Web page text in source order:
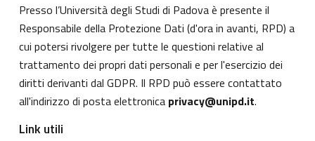
Presso l’Università degli Studi di Padova è presente il
Responsabile della Protezione Dati (d'ora in avanti, RPD) a
cui potersi rivolgere per tutte le questioni relative al
trattamento dei propri dati personali e per l'esercizio dei
diritti derivanti dal GDPR. Il RPD può essere contattato
all'indirizzo di posta elettronica privacy@unipd.it.
Link utili